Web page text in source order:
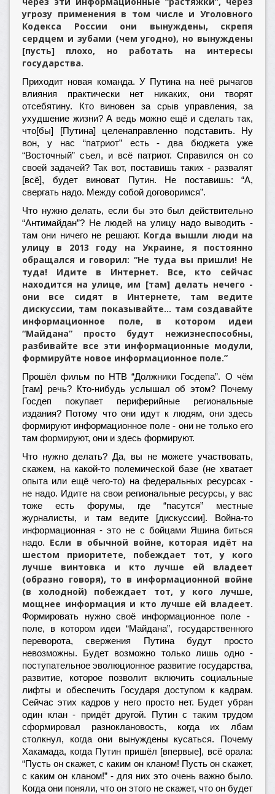
угрозу применения в том числе и Уголовного
Кодекса России они вынуждены, скрепя
сердцем и зубами (чем угодно), но вынуждены
[пусть] плохо, но работать на интересы
государства.
Приходит новая команда. У Путина на неё рычагов
влияния практически нет никаких, они творят
отсебятину. Кто виновен за срыв управления, за
ухудшение жизни? А ведь можно ещё и сделать так,
что[бы] [Путина] целенаправленно подставить. Ну
вон, у нас “патриот” есть - два бюджета уже
“Восточный” съел, и всё патриот. Справился он со
своей задачей? Так вот, поставишь таких - развалят
[всё], будет виноват Путин. Не поставишь: “А,
свергать надо. Между собой договоримся”.
Что нужно делать, если бы это был действительно
“Антимайдан”? Не людей на улицу надо выводить -
там они ничего не решают. Когда вышли люди на
улицу в 2013 году на Украине, я постоянно
обращался и говорил: “Не туда вы пришли! Не
туда! Идите в Интернет. Все, кто сейчас
находится на улице, им [там] делать нечего -
они все сидят в Интернете, там ведите
дискуссии, там показывайте… там создавайте
информационное поле, в котором идеи
“Майдана” просто будут нежизнеспособны,
разбивайте все эти информационные модули,
формируйте новое информационное поле.”
Прошёл фильм по НТВ “Должники Госдепа”. О чём
[там] речь? Кто-нибудь услышал об этом? Почему
Госдеп покупает периферийные региональные
издания? Потому что они идут к людям, они здесь
формируют информационное поле - они не только его
там формируют, они и здесь формируют.
Что нужно делать? Да, вы не можете участвовать,
скажем, на какой-то полемической базе (не хватает
опыта или ещё чего-то) на федеральных ресурсах -
не надо. Идите на свои региональные ресурсы, у вас
тоже есть форумы, где “пасутся” местные
журналисты, и там ведите [дискуссии]. Война-то
информационная - это не с бойцами Яшина биться
надо. Если в обычной войне, которая идёт на
шестом приоритете, побеждает тот, у кого
лучше винтовка и кто лучше ей владеет
(образно говоря), то в информационной войне
(в холодной) побеждает тот, у кого лучше,
мощнее информация и кто лучше ей владеет.
Формировать нужно своё информационное поле -
поле, в котором идеи “Майдана”, государственного
переворота, свержения Путина будут просто
невозможны. Будет возможно только лишь одно -
поступательное эволюционное развитие государства,
развитие, которое позволит включить социальные
лифты и обеспечить Государя доступом к кадрам.
Сейчас этих кадров у него просто нет. Будет убран
один клан - придёт другой. Путин с таким трудом
сформировал разноклановость, когда их лбам
столкнул, когда они вынуждены кусаться. Почему
Хакамада, когда Путин пришёл [впервые], всё орала:
“Пусть он скажет, с каким он кланом! Пусть он скажет,
с каким он кланом!” - для них это очень важно было.
Когда они поняли, что он этого не скажет, что он будет